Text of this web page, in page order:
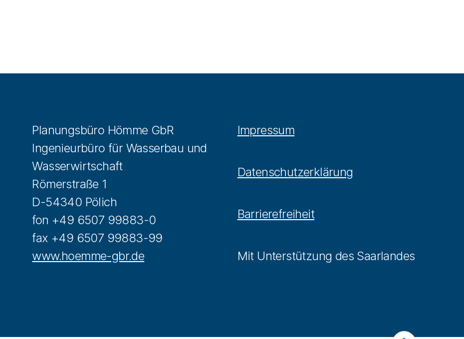
Planungsbüro Hömme GbR
Ingenieurbüro für Wasserbau und
Wasserwirtschaft
Römerstraße 1
D-54340 Pölich
fon +49 6507 99883-0
fax +49 6507 99883-99
www.hoemme-gbr.de
Impressum
Datenschutzerklärung
Barrierefreiheit
Mit Unterstützung des Saarlandes